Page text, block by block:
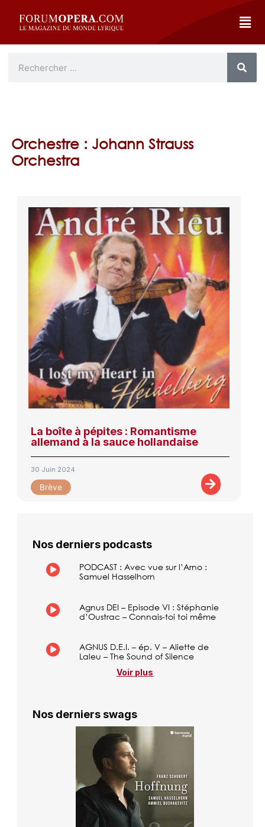
Orchestre : Johann Strauss
Orchestra
La boîte à pépites : Romantisme
allemand à la sauce hollandaise
30 Juin 2024
Brève
Nos derniers podcasts
PODCAST : Avec vue sur l’Arno :
Samuel Hasselhorn
Agnus DEI – Episode VI : Stéphanie
d’Oustrac – Connais-toi toi même
AGNUS D.E.I. – ép. V – Aliette de
Laleu – The Sound of Silence
Voir plus
Nos derniers swags